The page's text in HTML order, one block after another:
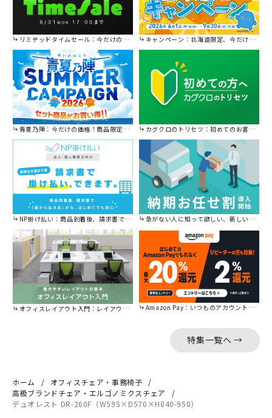
リミテッドタイムセール：今だけの限定セール。 キャンペーン：北海道限定、今だけ送料無料！
青夏乃陣：今だけの価格！商品限定セール開催中です。 カグクロのトリセツ：初めてのお客様はこちら。
NP掛け払い：商品到着後、請求書で後から払えます。 急がない人に知って欲しい、新しい割引を始めました。
オフィスレイアウト入門：レイアウトの基本をご紹介。 Amazon Pay：いつものアカウントで簡単に決済可能。
特集一覧へ →
ホーム
オフィスチェア・事務椅子
高級ブランドチェア・エルゴノミクスチェア
デュオレスト DR-260F（W595×D570×H840-950）